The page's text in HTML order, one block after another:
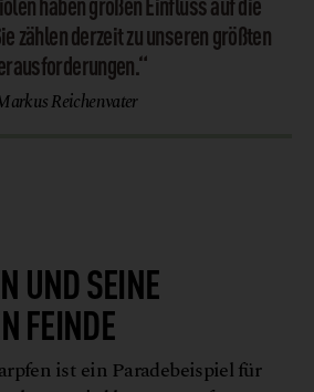
zählen derzeit zu unseren größten
Reichenvater
UND SEINE
FEINDE
ist ein Paradebeispiel für